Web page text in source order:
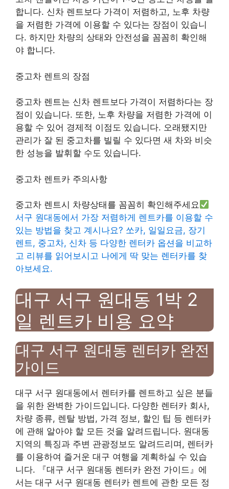
합니다. 신차 렌트보다 가격이 저렴하고, 노후 차량
을 저렴한 가격에 이용할 수 있다는 장점이 있습니
다. 하지만 차량의 상태와 안전성을 꼼꼼히 확인해
야 합니다.
중고차 렌트의 장점
중고차 렌트는 신차 렌트보다 가격이 저렴하다는 장
점이 있습니다. 또한, 노후 차량을 저렴한 가격에 이
용할 수 있어 경제적 이점도 있습니다. 오래됐지만
관리가 잘 된 중고차를 빌릴 수 있다면 새 차와 비슷
한 성능을 발휘할 수도 있습니다.
중고차 렌트카 주의사항
중고차 렌트시 차량상태를 꼼꼼히 확인해주세요
서구 원대동에서 가장 저렴하게 렌트카를 이용할 수
있는 방법을 찾고 계시나요? 쏘카, 일일요금, 장기
렌트, 중고차, 신차 등 다양한 렌터카 옵션을 비교하
고 리뷰를 읽어보시고 나에게 딱 맞는 렌터카를 찾
아보세요.
대구 서구 원대동 1박 2
일 렌트카 비용 요약
대구 서구 원대동 렌터카 완전
가이드
대구 서구 원대동에서 렌터카를 렌트하고 싶은 분들
을 위한 완벽한 가이드입니다. 다양한 렌터카 회사,
차량 종류, 렌탈 방법, 가격 정보, 할인 팁 등 렌터카
에 관해 알아야 할 모든 것을 알려드립니다. 원대동
지역의 특징과 주변 관광정보도 알려드리며, 렌터카
를 이용하여 즐거운 대구 여행을 계획하실 수 있습
니다. 『대구 서구 원대동 렌터카 완전 가이드』에
서는 대구 서구 원대동 렌터카 렌트에 관한 모든 정